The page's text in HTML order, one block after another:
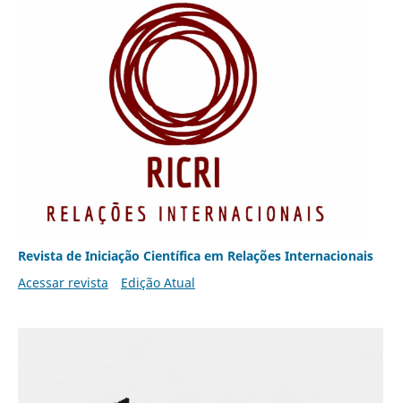
Revista de Iniciação Científica em Relações Internacionais
Acessar revista
Edição Atual